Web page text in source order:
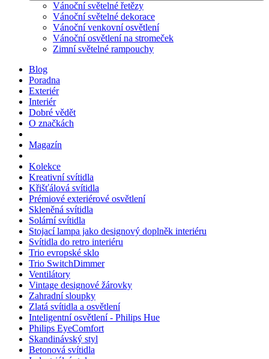
Vánoční světelné řetězy
Vánoční světelné dekorace
Vánoční venkovní osvětlení
Vánoční osvětlení na stromeček
Zimní světelné rampouchy
Blog
Poradna
Exteriér
Interiér
Dobré vědět
O značkách
Magazín
Kolekce
Kreativní svítidla
Křišťálová svítidla
Prémiové exteriérové osvětlení
Skleněná svítidla
Solární svítidla
Stojací lampa jako designový doplněk interiéru
Svítidla do retro interiéru
Trio evropské sklo
Trio SwitchDimmer
Ventilátory
Vintage designové žárovky
Zahradní sloupky
Zlatá svítidla a osvětlení
Inteligentní osvětlení - Philips Hue
Philips EyeComfort
Skandinávský styl
Betonová svítidla